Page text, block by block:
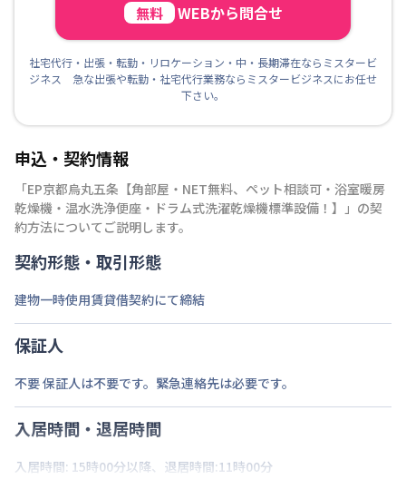
無料 WEBから問合せ
社宅代行・出張・転勤・リロケーション・中・長期滞在ならミスタービ
ジネス 急な出張や転勤・社宅代行業務ならミスタービジネスにお任せ
下さい。
申込・契約情報
「EP京都烏丸五条【角部屋・NET無料、ペット相談可・浴室暖房
乾燥機・温水洗浄便座・ドラム式洗濯乾燥機標準設備！】
」の契
約方法についてご説明します。
契約形態・取引形態
建物一時使用賃貸借契約にて締結
保証人
不要 保証人は不要です。緊急連絡先は必要です。
入居時間・退居時間
入居時間: 15時00分以降、退居時間:11時00分